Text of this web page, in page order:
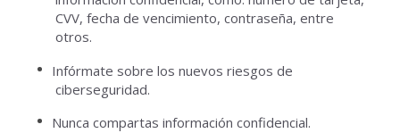
CVV, fecha de vencimiento, contraseña, entre
otros.
Infórmate sobre los nuevos riesgos de
ciberseguridad.
Nunca compartas información confidencial.